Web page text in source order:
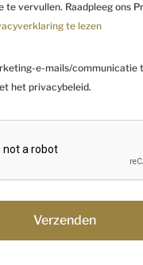
te vervullen. Raadpleeg ons
te lezen
e-mails/communicatie
het privacybeleid.